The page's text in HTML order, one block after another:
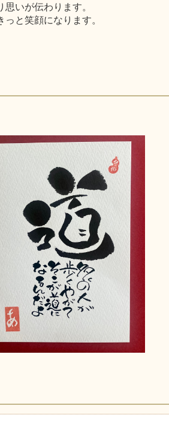
いが伝わります。
と笑顔になります。